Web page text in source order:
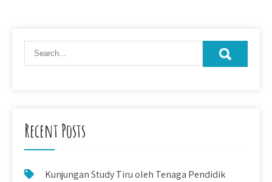
Recent Posts
Kunjungan Study Tiru oleh Tenaga Pendidik